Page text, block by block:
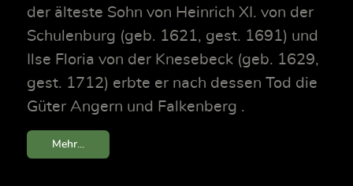
der älteste Sohn von Heinrich XI. von der
Schulenburg (geb. 1621, gest. 1691) und
Ilse Floria von der Knesebeck (geb. 1629,
gest. 1712) erbte er nach dessen Tod die
Güter Angern und Falkenberg .
Mehr...